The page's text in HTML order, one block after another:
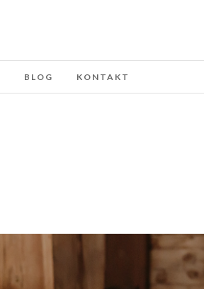
BLOG KONTAKT